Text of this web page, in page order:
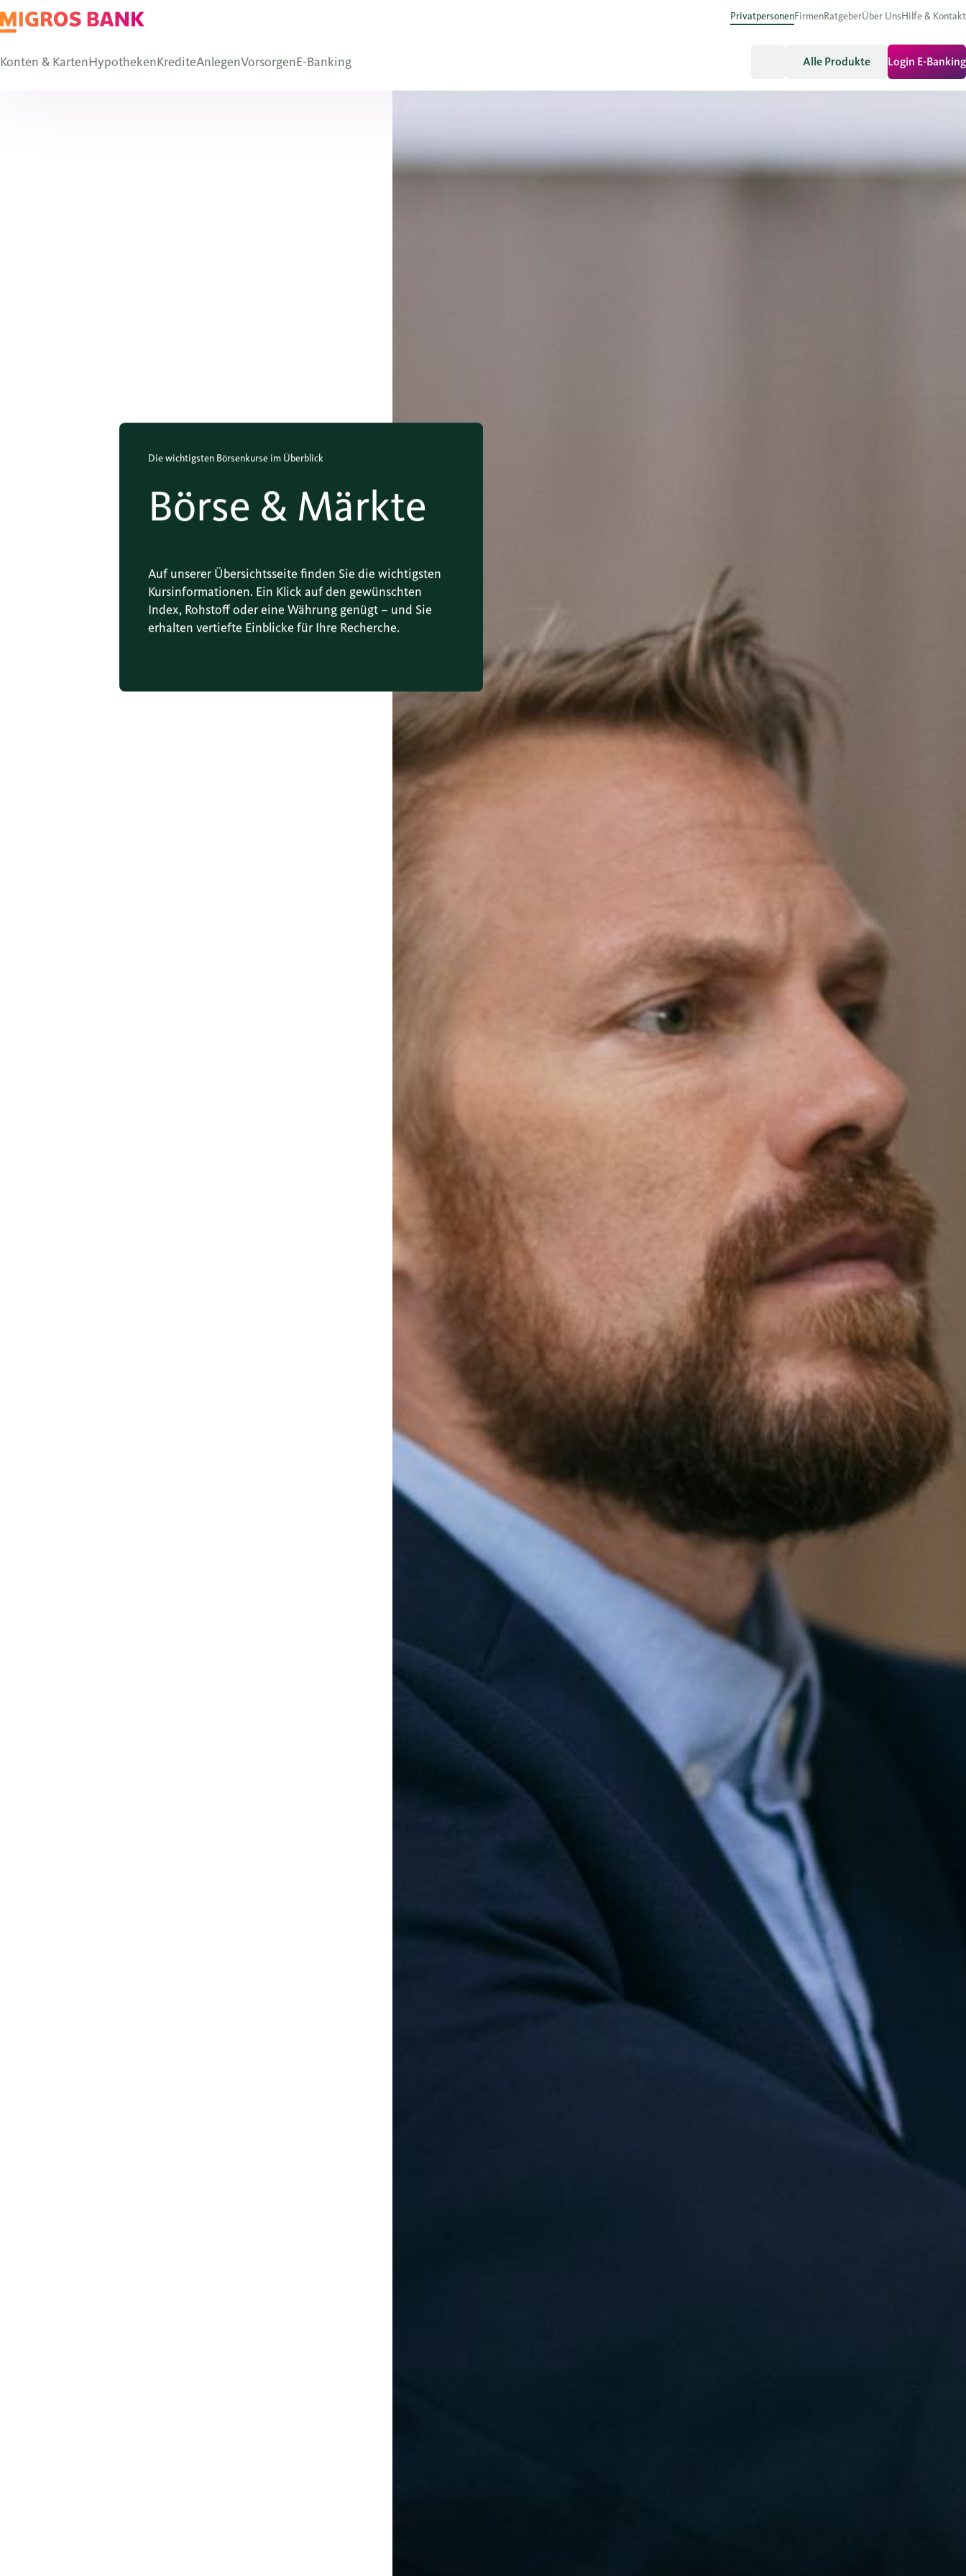
PrivatpersonenFirmenRatgeberÜber UnsHilfe & Kontakt
Konten & KartenHypothekenKrediteAnlegenVorsorgenE-Banking Alle Produkte Login E-Banking
Die wichtigsten Börsenkurse im Überblick
Börse & Märkte
Auf unserer Übersichtsseite finden Sie die wichtigsten
Kursinformationen. Ein Klick auf den gewünschten
Index, Rohstoff oder eine Währung genügt – und Sie
erhalten vertiefte Einblicke für Ihre Recherche.